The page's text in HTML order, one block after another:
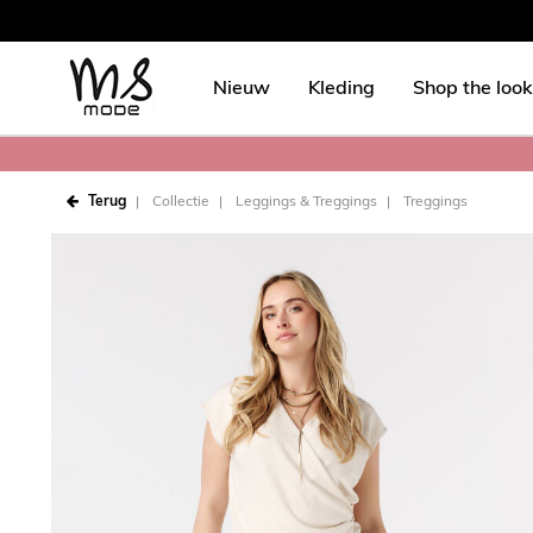
Nieuw Kleding Shop the look
Terug Collectie Leggings & Treggings Treggings